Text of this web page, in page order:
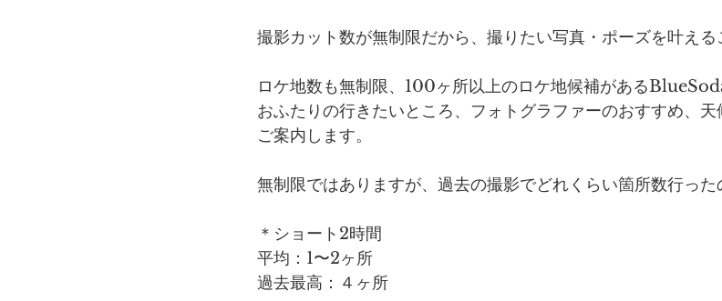
撮影カット数が無制限だから、撮りたい写真・ポーズを叶える
ロケ地数も無制限、100ヶ所以上のロケ地候補がある
おふたりの行きたいところ、フォトグラファーのおすすめ、
ご案内します。
無制限ではありますが、過去の撮影でどれくらい箇所数行った
＊ショート2時間
平均：1〜2ヶ所
過去最高：４ヶ所